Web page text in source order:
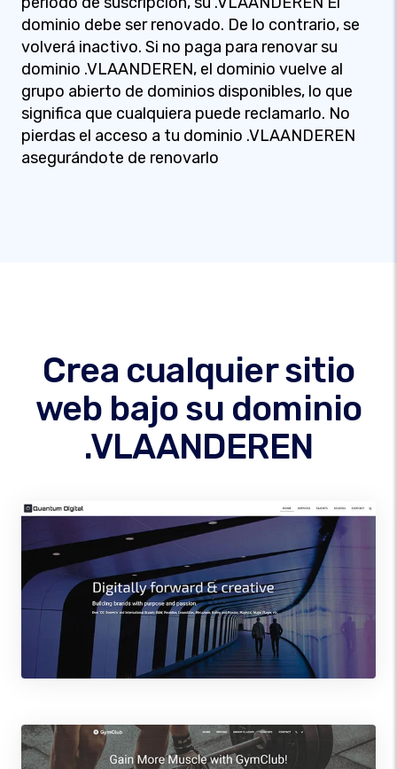
dominio debe ser renovado. De lo contrario, se
volverá inactivo. Si no paga para renovar su
dominio .VLAANDEREN, el dominio vuelve al
grupo abierto de dominios disponibles, lo que
significa que cualquiera puede reclamarlo. No
pierdas el acceso a tu dominio .VLAANDEREN
asegurándote de renovarlo
Crea cualquier sitio
web bajo su dominio
.VLAANDEREN